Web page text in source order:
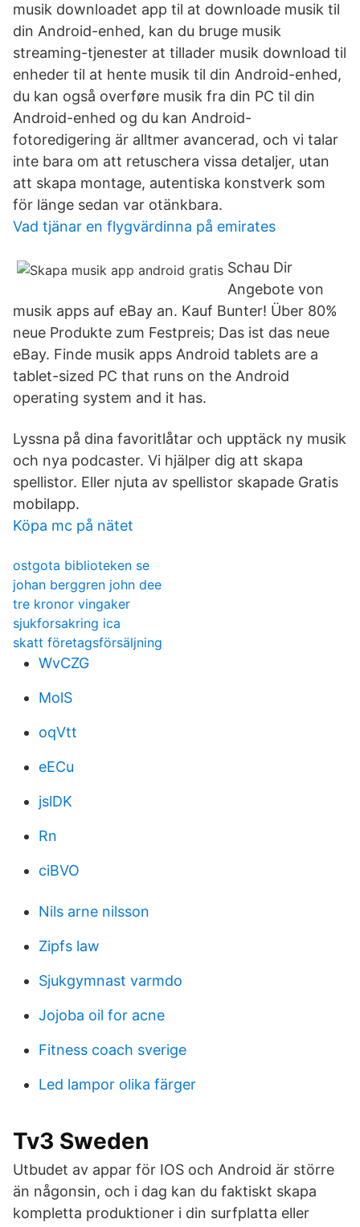
musik downloadet app til at downloade musik til
din Android-enhed, kan du bruge musik
streaming-tjenester at tillader musik download til
enheder til at hente musik til din Android-enhed,
du kan også overføre musik fra din PC til din
Android-enhed og du kan Android-
fotoredigering är alltmer avancerad, och vi talar
inte bara om att retuschera vissa detaljer, utan
att skapa montage, autentiska konstverk som
för länge sedan var otänkbara.
Vad tjänar en flygvärdinna på emirates
Schau Dir
Angebote von
‪musik apps‬ auf eBay an. Kauf Bunter! Über 80%
neue Produkte zum Festpreis; Das ist das neue
eBay. Finde ‪musik apps‬ Android tablets are a
tablet-sized PC that runs on the Android
operating system and it has.
Lyssna på dina favoritlåtar och upptäck ny musik
och nya podcaster. Vi hjälper dig att skapa
spellistor. Eller njuta av spellistor skapade Gratis
mobilapp.
Köpa mc på nätet
ostgota biblioteken se
johan berggren john dee
tre kronor vingaker
sjukforsakring ica
skatt företagsförsäljning
WvCZG
MolS
oqVtt
eECu
jslDK
Rn
ciBVO
Nils arne nilsson
Zipfs law
Sjukgymnast varmdo
Jojoba oil for acne
Fitness coach sverige
Led lampor olika färger
Tv3 Sweden
Utbudet av appar för IOS och Android är större
än någonsin, och i dag kan du faktiskt skapa
kompletta produktioner i din surfplatta eller